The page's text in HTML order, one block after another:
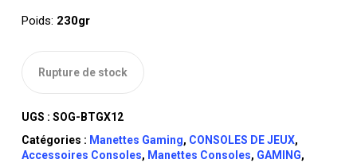
Poids: 230gr
Rupture de stock
UGS : SOG-BTGX12
Catégories : Manettes Gaming, CONSOLES DE JEUX,
Accessoires Consoles, Manettes Consoles, GAMING,